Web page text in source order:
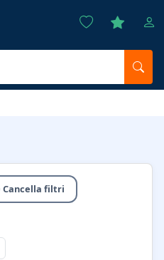
Cancella filtri